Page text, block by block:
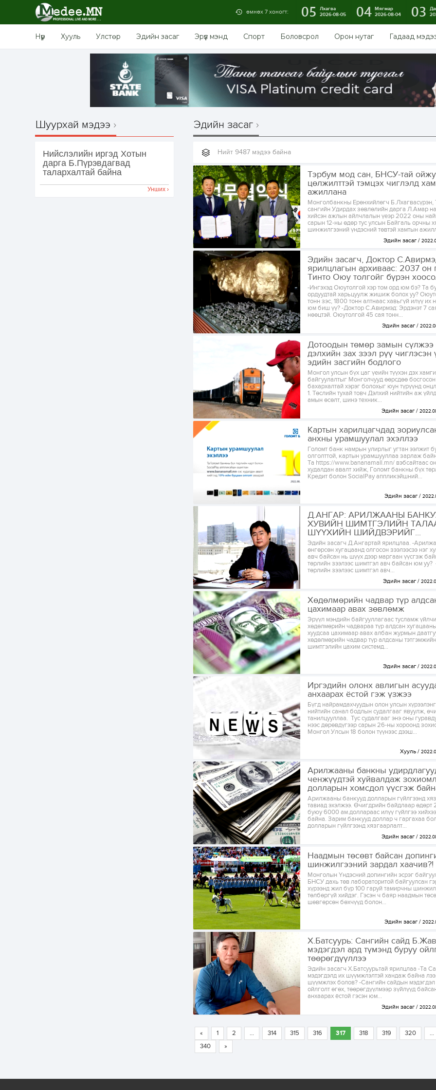
өмнөх 7 хоногт: 05
Лхагва
2026-08-05
04 Мягмар
2026-08-04
03
Нүүр Хууль Улстөр Эдийн засаг Эрүүл мэнд Спорт Боловсрол Орон нутаг Гадаад
Шуурхай мэдээ
Нийслэлийн иргэд Хотын
дарга Б.Пүрэвдагвад
талархалтай байна
Унших ›
Эдийн засаг
Нийт 9487 мэдээ байна
Тэрбум мод сан, БНСУ-тай
цөлжилттэй тэмцэх чиглэлд
ажиллана
Монголбанкны Ерөнхийлөгч Б.Лхагвасүрэн,
сангийн Удирдах зөвлөлийн дарга Л.Амар
хийсэн ажлын айлчлалын үеэр 2022 оны
сарын 12-ны өдөр тус улсын Байгаль орчны
шинжилгээний үндэсний төвтэй хамтын
Эдийн засаг
Эдийн засагч, Доктор
ярилцлагын архиваас: 2037 он
Тинто Оюу толгойг бүрэн
-Ингэхэд Оюутолгой хэр том орд юм бэ? Та
ордуудтай харьцуулж жишиж болох уу?
тонн зэс, 1800 тонн алтнаас хавьгүй илүү их
юм биш үү? -Доктор С.Авирмэд: Эрдэнэт 7
нөөцтэй. Оюутолгой 45 сая тонн...
Эдийн засаг
Дотоодын төмөр замын
дэлхийн зах зээл рүү чиглэсэн
эдийн засгийн бодлого
Монгол улсын бүх цаг үеийн түүхэн дэх
байгуулалтыг Монголчууд өөрсдөө
бахархалтай хэрэг болохыг юун түрүүнд
1. Төслийн тухай товч Дэлхий нийтийн аж
амын өсөлт, шинэ техник...
Эдийн засаг
Картын харилцагчдад
анхны урамшуулал эхэллээ
Голомт банк намрын улирлыг угтан ээлжит
олголттой, картын урамшууллаа зарлаж
Та https://www.bananamall.mn/ вэбсайтаас
худалдан авалт хийж, Голомт банкны бүх
Кредит болон SocialPay аппликэйшний...
Эдийн засаг
Д.АНГАР: АРИЛЖААНЫ
ХУВИЙН ШИМТГЭЛИЙН
ШҮҮХИЙН ШИЙДВЭРИЙГ...
Эдийн засагч Д.Ангартай ярилцлаа. -
өнгөрсөн хугацаанд олгосон зээлээсээ нэг
авч байсан нь шүүх дээр маргаан үүсгэж
төрлийн зээлээс шимтгэл авч байсан юм уу?
төрлийн зээлээс шимтгэл авч...
Эдийн засаг
Хөдөлмөрийн чадвар түр
цахимаар авах зөвлөмж
Эрүүл мэндийн байгууллагаас тусламж
хөдөлмөрийн чадвараа түр алдсан
хуудсаа цахимаар авах албан журмын
хөдөлмөрийн чадвар түр алдсаны
шимтгэлийн цахим системд...
Эдийн засаг
Иргэдийн олонх авлигын
анхаарах ёстой гэж үзжээ
Бүгд найрамдахчуудын олон улсын
нийтийн санал бодлын судалгааг явуулж,
танилцууллаа. Тус судалгааг энэ оны
нээс дөрөвдүгээр сарын 26-ны хороонд
Монгол Улсын 18 болон түүнээс дээш...
Хууль
Арилжааны банкны
ченжүүдтэй хуйвалдаж
долларын хомсдол үүсгэж
Арилжааны банкууд долларын гүйлгээнд
тавиад эхэлжээ. Өчигдрийн байдлаар өдөрт
буюу 6000 ам.доллараас илүү гүйлгээ
байна. Зарим банкууд доллар ч гаргахаа
долларын гүйлгээнд хязгаарлалт...
Эдийн засаг
Наадмын төсөвт байсан
шинжилгээний зардал хаачив?!
Монголын Үндэсний допингийн эсрэг
БНСУ дахь төв лабораторитой байгуулсан
хүрээнд жил бүр 100 гаруй тамирчны
төлбөргүй хийдэг. Гэсэн ч баяр наадмын
шөвгөрсөн бөхчүүд болон...
Эдийн засаг
Х.Батсуурь: Сангийн сайд
мэдэгдэл ард түмэнд буруу
төөрөгдүүллээ
Эдийн засагч Х.Батсуурьтай ярилцлаа -Та
мэдэгдэлд их шүүмжлэлтэй хандаж байна
шүүмжлэх болов? -Сангийн сайдын мэдэгдэл
ойлголт өгөх, төөрөгдүүлмээр зүйлүүд
анхаарах ёстой гэсэн юм...
Эдийн засаг
« 1 2 ... 314 315 316 317 318 319 320 ...
340
»